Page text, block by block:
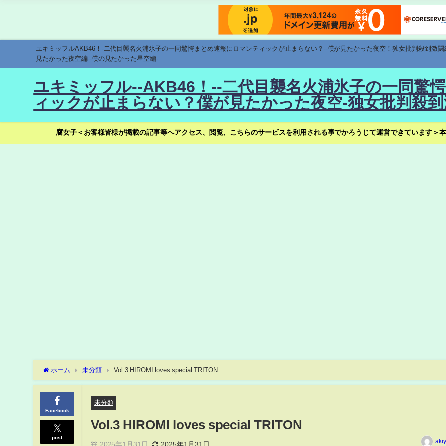
ユキミッフルAKB46！-二代目襲名火浦氷子の一同驚愕まとめ速報にロマンティックが止まらない？--僕が見たかった夜空！独女批判殺到激
見たかった夜空編--僕の見たかった星空編-
ユキミッフル--AKB46！--二代目襲名火浦氷子の一同驚
ィックが止まらない？僕が見たかった夜空-独女批判殺
腐女子＜お客様皆様が掲載の記事等へアクセス、閲覧、こちらのサービスを利用される事でかろうじて運営できています＞
ホーム 未分類 Vol.3 HIROMI loves special TRITON
Facebook
post
未分類
Vol.3 HIROMI loves special TRITON
2025年1月31日 2025年1月31日